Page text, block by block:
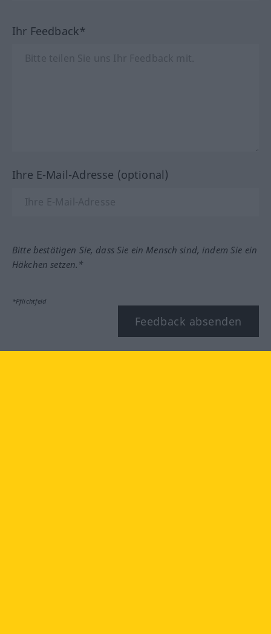
Ihr Feedback*
Ihre E-Mail-Adresse (optional)
Bitte bestätigen Sie, dass Sie ein Mensch sind, indem Sie ein
Häkchen setzen.*
*Pflichtfeld
Feedback absenden